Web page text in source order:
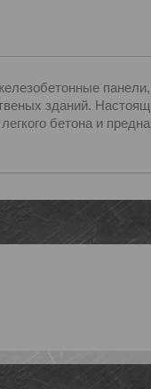
панели,
зданий.
бетона и